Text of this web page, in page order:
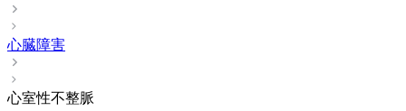
心臓障害
心室性不整脈